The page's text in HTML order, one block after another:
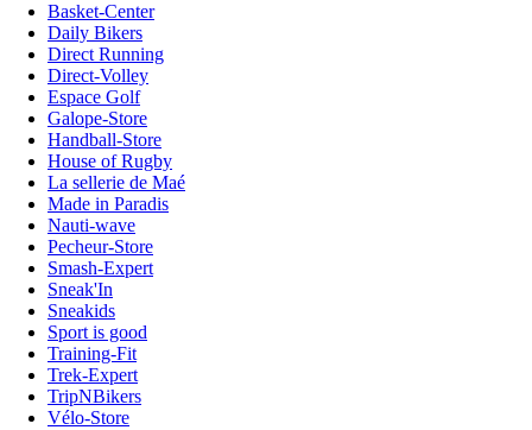
Basket-Center
Daily Bikers
Direct Running
Direct-Volley
Espace Golf
Galope-Store
Handball-Store
House of Rugby
La sellerie de Maé
Made in Paradis
Nauti-wave
Pecheur-Store
Smash-Expert
Sneak'In
Sneakids
Sport is good
Training-Fit
Trek-Expert
TripNBikers
Vélo-Store